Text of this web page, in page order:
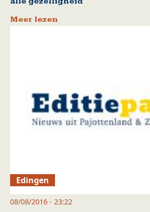
Meer lezen
Edingen
08/08/2016 - 23:22